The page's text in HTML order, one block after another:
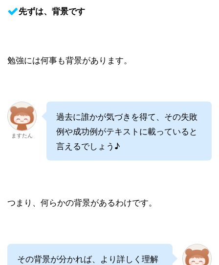
先ずは、背景です
勉強には何事も背景があります。
ますたん
過去に誰かが気づきを得て、その失敗
例や成功例がテキストに載っていると
言えるでしょう♪
つまり、何らかの背景があるわけです。
その背景が分かれば、より詳しく理解